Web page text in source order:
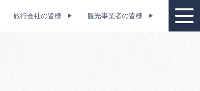
旅行会社の皆様 観光事業者の皆様